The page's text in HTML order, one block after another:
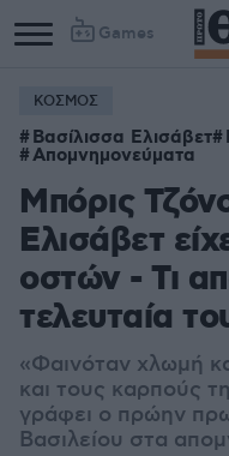
Games
ΚΟΣΜΟΣ
Βασίλισσα Ελισάβετ
Απομνημονεύματα
Μπόρις
Ελισάβετ
οστών - Τι
τελευταία
«Φαινόταν χλωμή
και τους καρπούς
γράφει ο πρώην
Βασιλείου στα